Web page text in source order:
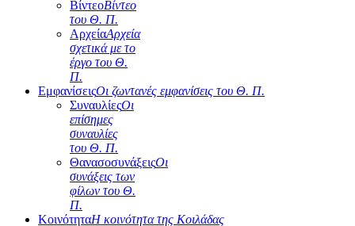
ΒίντεοΒίντεο
του Θ. Π.
ΑρχείαΑρχεία
σχετικά με το
έργο του Θ.
Π.
ΕμφανίσειςΟι ζωντανές εμφανίσεις του Θ. Π.
ΣυναυλίεςΟι
επίσημες
συναυλίες
του Θ. Π.
ΘανασοσυνάξειςΟι
συνάξεις των
φίλων του Θ.
Π.
ΚοινότηταΗ κοινότητα της Κοιλάδας